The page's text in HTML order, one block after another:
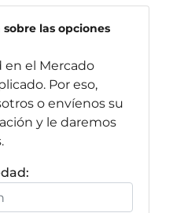
las opciones
en el Mercado
Por eso,
o envíenos su
y le daremos